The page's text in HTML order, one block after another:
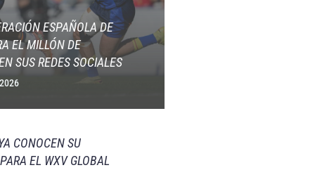
ESPAÑOLA DE
EL MILLÓN DE
SUS REDES SOCIALES
CONOCEN SU
EL WXV GLOBAL